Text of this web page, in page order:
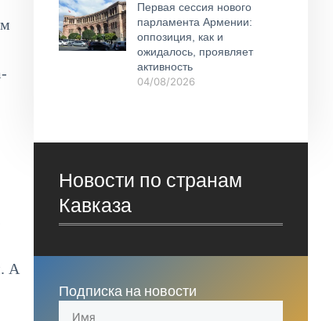
А
Первая сессия нового
парламента Армении:
оппозиция, как и
ожидалось, проявляет
активность
04/08/2026
Новости по странам
Кавказа
Подписка на новости